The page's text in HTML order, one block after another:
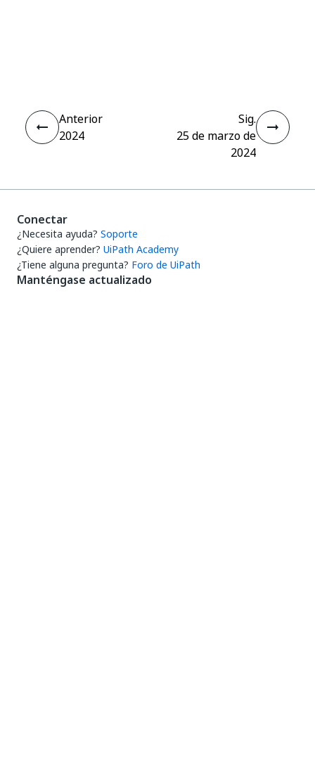
Anterior
2024
Sig.
25 de marzo de
2024
Conectar
¿Necesita ayuda? Soporte
¿Quiere aprender? UiPath Academy
¿Tiene alguna pregunta? Foro de UiPath
Manténgase actualizado